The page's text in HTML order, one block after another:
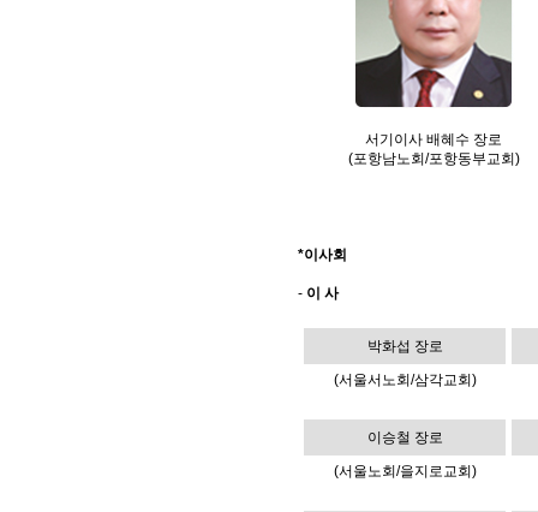
서기이사 배혜수 장로
(포항남노회/포항동부교회)
*이사회
- 이 사
박화섭 장로
(서울서노회/삼각교회)
이승철 장로
(서울노회/을지로교회)